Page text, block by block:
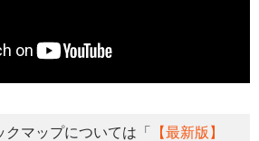
クマップについては「
【最新版】